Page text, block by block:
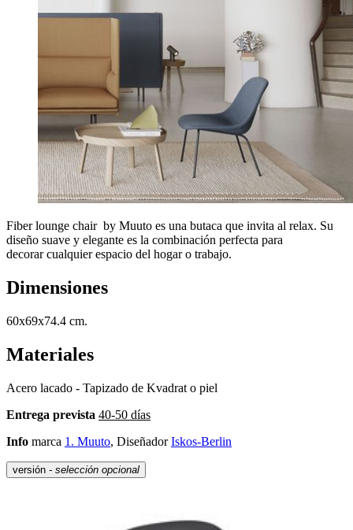
Fiber lounge chair by Muuto es una butaca que invita al relax. Su
diseño suave y elegante es la combinación perfecta para
decorar cualquier espacio del hogar o trabajo.
Dimensiones
60x69x74.4 cm.
Materiales
Acero lacado - Tapizado de Kvadrat o piel
Entrega prevista 40-50 días
Info marca 1. Muuto, DiseñadorIskos-Berlin
versión - selección opcional